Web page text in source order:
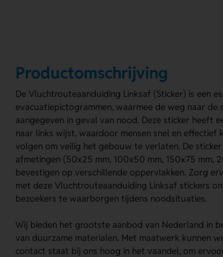
Productomschrijving
De Vluchtrouteaanduiding Linksaf (Sticker) is een
evacuatiepictogrammen, waarmee de weg naar
aangegeven in geval van nood. Deze sticker heeft
naar links wijst, waardoor mensen snel en effectief
volgen om veilig het gebouw te verlaten. De
afmetingen (50x25 mm, 100x50 mm, 150x75 mm,
bevestigen op verschillende oppervlakken. Zorg
met deze Vluchtrouteaanduiding Linksaf stickers
bezoekers te waarborgen tijdens noodsituaties.
Wij bieden het grootste aanbod van Nederland in
van duurzame materialen. Met maatwerk kunnen
contact staat bij ons hoog in het vaandel, om